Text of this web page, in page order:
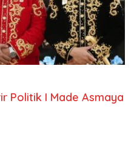
Politik I Made Asmaya